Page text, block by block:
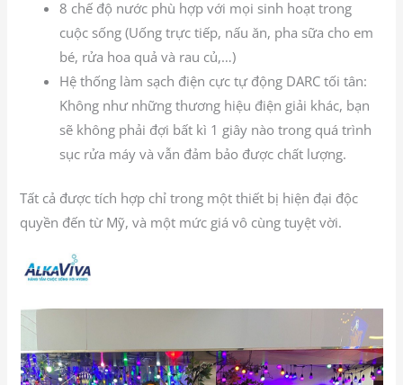
8 chế độ nước phù hợp với mọi sinh hoạt trong
cuộc sống (Uống trực tiếp, nấu ăn, pha sữa cho em
bé, rửa hoa quả và rau củ,…)
Hệ thống làm sạch điện cực tự động DARC tối tân:
Không như những thương hiệu điện giải khác, bạn
sẽ không phải đợi bất kì 1 giây nào trong quá trình
sục rửa máy và vẫn đảm bảo được chất lượng.
Tất cả được tích hợp chỉ trong một thiết bị hiện đại độc
quyền đến từ Mỹ, và một mức giá vô cùng tuyệt vời.